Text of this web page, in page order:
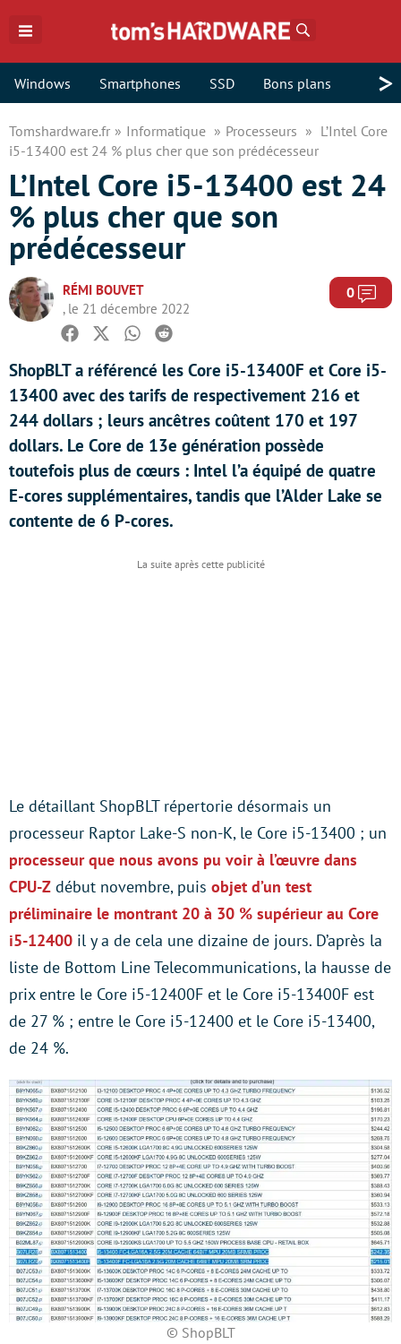
Windows Smartphones SSD Bons plans >
Tomshardware.fr Informatique Processeurs
L’Intel Core
i5-13400 est 24 % plus cher que son prédécesseur
L’Intel Core i5-13400 est 24
% plus cher que son
prédécesseur
RÉMI BOUVET
, le 21 décembre 2022
0
Facebook
TwitterWhatsapp
Reddit
ShopBLT a référencé les Core i5-13400F et Core i5-
13400 avec des tarifs de respectivement 216 et
244 dollars ; leurs ancêtres coûtent 170 et 197
dollars. Le Core de 13e génération possède
toutefois plus de cœurs : Intel l’a équipé de quatre
E-cores supplémentaires, tandis que l’Alder Lake se
contente de 6 P-cores.
Le détaillant ShopBLT répertorie désormais un
processeur Raptor Lake-S non-K, le Core i5-13400 ; un
processeur que nous avons pu voir à l’œuvre dans
CPU-Z début novembre, puis objet d’un test
préliminaire le montrant 20 à 30 % supérieur au Core
i5-12400 il y a de cela une dizaine de jours. D’après la
liste de Bottom Line Telecommunications, la hausse de
prix entre le Core i5-12400F et le Core i5-13400F est
de 27 % ; entre le Core i5-12400 et le Core i5-13400,
de 24 %.
© ShopBLT